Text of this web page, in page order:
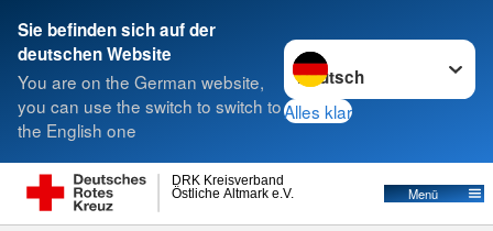
Sie befinden sich auf der
deutschen Website
You are on the German website,
you can use the switch to switch to
the English one
Sprache wechseln zu
Alles klar
Östliche Altmark e.V.
DRK Kreisverband
Menü
Suche
Kreisverbände